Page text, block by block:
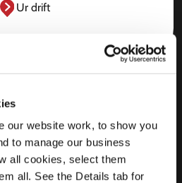
our website work, to show you
to manage our business
all cookies, select them
all. See the Details tab for
Ur drift
Rhinstr. 240
13055 Berlin
Tyskland